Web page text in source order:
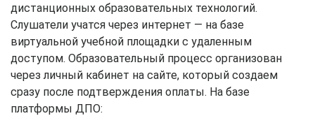
дистанционных образовательных технологий.
Слушатели учатся через интернет — на базе
виртуальной учебной площадки с удаленным
доступом. Образовательный процесс организован
через личный кабинет на сайте, который создаем
сразу после подтверждения оплаты. На базе
платформы ДПО: